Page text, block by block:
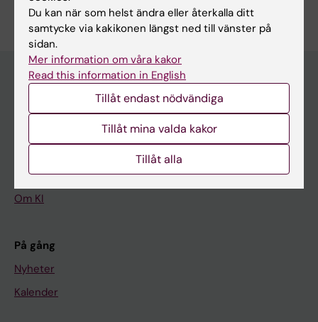
Forskning
Om KI
På gång
Nyheter
Kalender
Du kan när som helst ändra eller återkalla ditt
samtycke via kakikonen längst ned till vänster på
sidan.
Mer information om våra kakor
Read this information in English
Tillåt endast nödvändiga
Tillåt mina valda kakor
Tillåt alla